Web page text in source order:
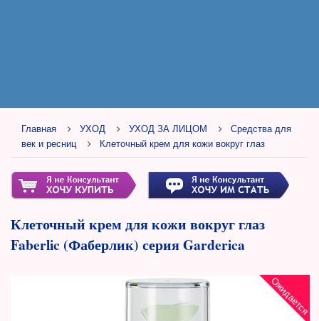
Главная УХОД УХОД ЗА ЛИЦОМ
Средства для
век и ресниц
Клеточный крем для кожи вокруг глаз
Клеточный крем для кожи вокруг глаз
Faberlic (Фаберлик) серия Garderica
Ожидается